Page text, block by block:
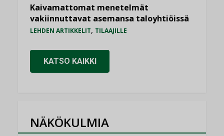
Kaivamattomat menetelmät
vakiinnuttavat asemansa taloyhtiöissä
LEHDEN ARTIKKELIT, TILAAJILLE
KATSO KAIKKI
NÄKÖKULMIA